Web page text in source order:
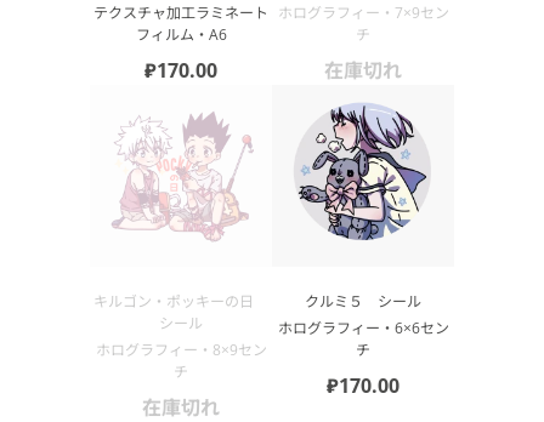
テクスチャ加工ラミネート
フィルム・А6
₽170.00
ホログラフィー・7×9セン
チ
在庫切れ
キルゴン・ポッキーの日
シール
ホログラフィー・8×9セン
チ
在庫切れ
クルミ５ シール
ホログラフィー・6×6セン
チ
₽170.00